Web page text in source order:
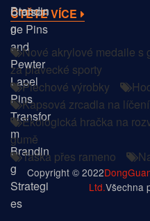
ČTĚTE VÍCE
Nové akrylové medaile s
za plavecké sporty
Plechové výrobky
Kapsová zrcadla na líčení
Ekologická hračka na
gumě
Taška přes rameno
Copyright © 2022
Ltd.Všechna